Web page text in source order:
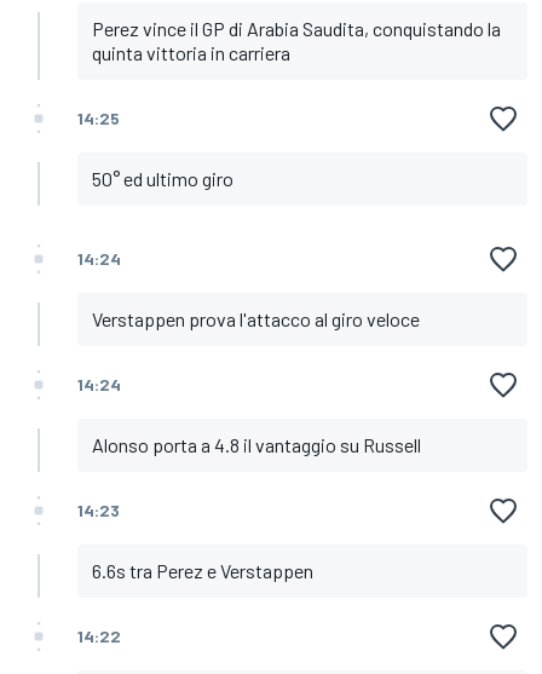
Perez vince il GP di Arabia Saudita, conquistando la
quinta vittoria in carriera
14:25
50° ed ultimo giro
14:24
Verstappen prova l'attacco al giro veloce
14:24
Alonso porta a 4.8 il vantaggio su Russell
14:23
6.6s tra Perez e Verstappen
14:22